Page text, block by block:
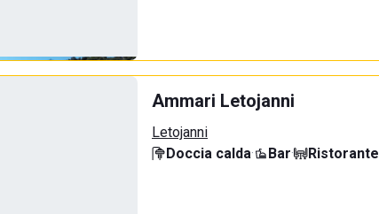
Ammari Letojanni
Letojanni
Doccia calda· Bar· Ristorante